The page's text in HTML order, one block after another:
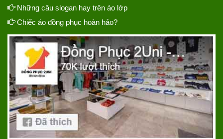
Những câu slogan hay trên áo lớp
Chiếc áo đồng phục hoàn hảo?